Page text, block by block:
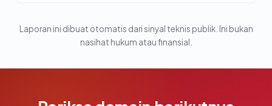
Laporan ini dibuat otomatis dari sinyal teknis publik. Ini bukan
nasihat hukum atau finansial.